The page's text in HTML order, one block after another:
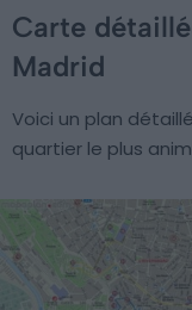
Carte
Madrid
Voici un plan
quartier le plus